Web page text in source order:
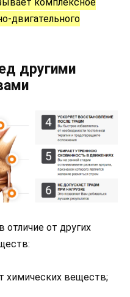
двигательного
другими
отличие от других
химических веществ;